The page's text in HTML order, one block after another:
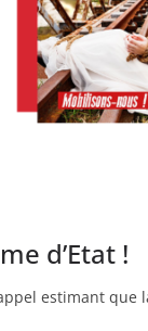
d’Etat !
estimant que